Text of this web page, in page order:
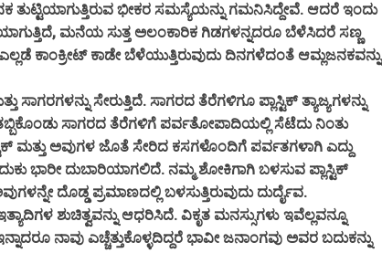
ಭೀಕರ ಸಮಸ್ಯೆಯನ್ನು ಗಮನಿಸಿದ್ದೇವೆ. ಆದರೆ ಇಂದು
ಮನೆಯ ಸುತ್ತ ಅಲಂಕಾರಿಕ ಗಿಡಗಳನ್ನದರೂ ಬೆಳೆಸಿದರೆ ಸಣ್ಣ
ಕಾಂಕ್ರೀಟ್ ಕಾಡೇ ಬೆಳೆಯುತ್ತಿರುವುದು ದಿನಗಳೆದಂತೆ ಆಮ್ಲಜನಕವನ್ನು
ಸೇರುತ್ತಿದೆ. ಸಾಗರದ ತೆರೆಗಳಿಗೂ ಪ್ಲಾಸ್ಟಿಕ್ ತ್ಯಾಜ್ಯಗಳನ್ನು
ಸಾಗರದ ತೆರೆಗಳಿಗೆ ಪರ್ವತೋಪಾದಿಯಲ್ಲಿ ಸೆಟೆದು ನಿಂತು
ಮತ್ತು ಅವುಗಳ ಜೊತೆ ಸೇರಿದ ಕಸಗಳೊಂದಿಗೆ ಪರ್ವತಗಳಾಗಿ ಎದ್ದು
ಭಾರೀ ದುಬಾರಿಯಾಗಲಿದೆ. ನಮ್ಮ ಶೋಕಿಗಾಗಿ ಬಳಸುವ ಪ್ಲಾಸ್ಟಿಕ್
ದೊಡ್ಡ ಪ್ರಮಾಣದಲ್ಲಿ ಬಳಸುತ್ತಿರುವುದು ದುರ್ದೈವ.
ಶುಚಿತ್ವವನ್ನು ಆಧರಿಸಿದೆ. ವಿಕೃತ ಮನಸ್ಸುಗಳು ಇವೆಲ್ಲವನ್ನೂ
ನಾವು ಎಚ್ಚೆತ್ತುಕೊಳ್ಳದಿದ್ದರೆ ಭಾವೀ ಜನಾಂಗವು ಅವರ ಬದುಕನ್ನು